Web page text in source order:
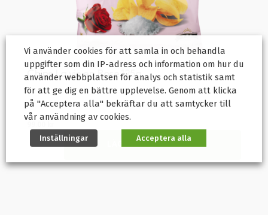
Chips La vie en Rose 125g
LÄGG TILL I VARUKORG
Vi använder cookies för att samla in och behandla
uppgifter som din IP-adress och information om hur du
använder webbplatsen för analys och statistik samt
för att ge dig en bättre upplevelse. Genom att klicka
på "Acceptera alla" bekräftar du att samtycker till
vår användning av cookies.
Inställningar Acceptera alla